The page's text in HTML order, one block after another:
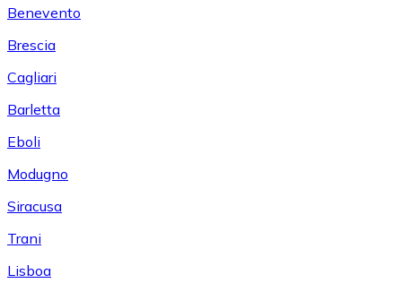
Benevento
Brescia
Cagliari
Barletta
Eboli
Modugno
Siracusa
Trani
Lisboa